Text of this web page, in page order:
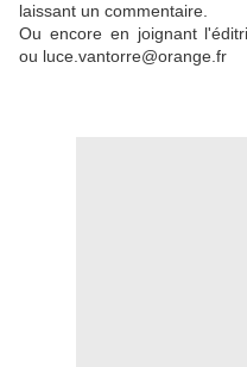
laissant un commentaire.
Ou encore en joignant
ou luce.vantorre@orange.fr